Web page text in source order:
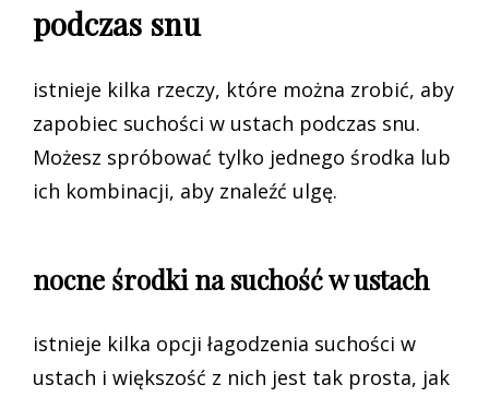
podczas snu
istnieje kilka rzeczy, które można zrobić, aby
zapobiec suchości w ustach podczas snu.
Możesz spróbować tylko jednego środka lub
ich kombinacji, aby znaleźć ulgę.
nocne środki na suchość w ustach
istnieje kilka opcji łagodzenia suchości w
ustach i większość z nich jest tak prosta, jak